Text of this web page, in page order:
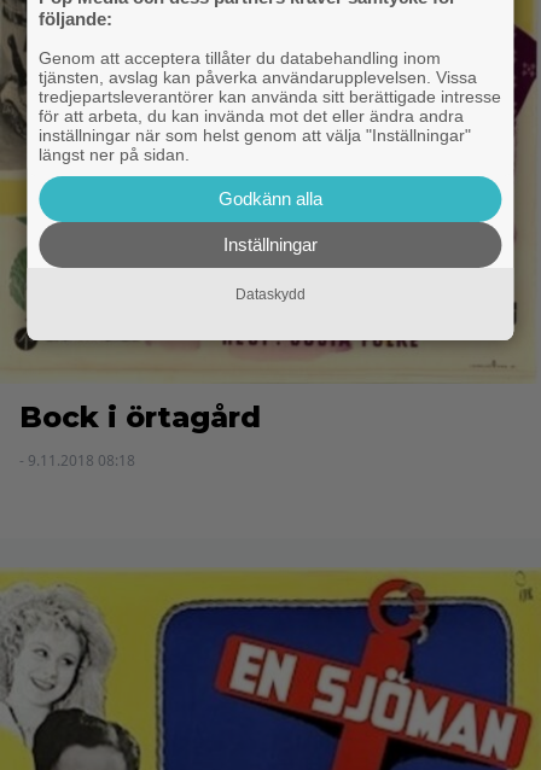
Bock i örtagård
- 9.11.2018 08:18
följande:
Genom att acceptera tillåter du databehandling inom
tjänsten, avslag kan påverka användarupplevelsen. Vissa
tredjepartsleverantörer kan använda sitt berättigade intresse
för att arbeta, du kan invända mot det eller ändra andra
inställningar när som helst genom att välja "Inställningar"
längst ner på sidan.
Godkänn alla
Inställningar
Dataskydd